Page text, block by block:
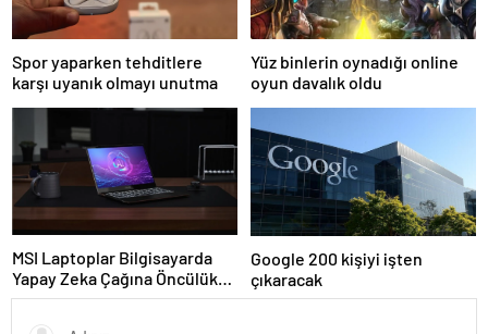
Spor yaparken tehditlere
karşı uyanık olmayı unutma
Yüz binlerin oynadığı online
oyun davalık oldu
MSI Laptoplar Bilgisayarda
Yapay Zeka Çağına Öncülük
Ediyor
Google 200 kişiyi işten
çıkaracak